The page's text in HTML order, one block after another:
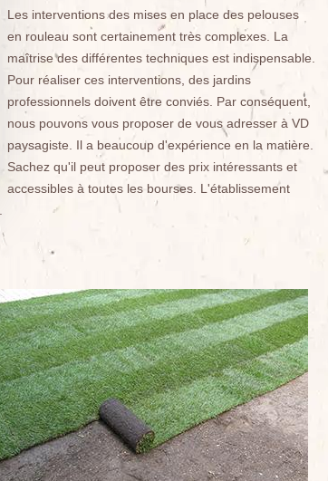
Les interventions des mises en place des pelouses
en rouleau sont certainement très complexes. La
maîtrise des différentes techniques est indispensable.
Pour réaliser ces interventions, des jardins
professionnels doivent être conviés. Par conséquent,
nous pouvons vous proposer de vous adresser à VD
paysagiste. Il a beaucoup d'expérience en la matière.
Sachez qu'il peut proposer des prix intéressants et
accessibles à toutes les bourses. L'établissement